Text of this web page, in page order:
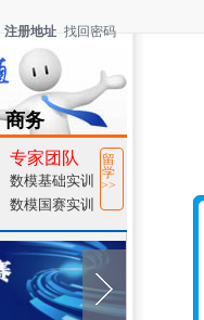
注册地址 找回密码
商务
Special
专家团队
数模基础实训
数模国赛实训
留
学
>>